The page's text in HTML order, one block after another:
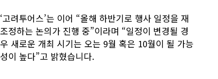
‘고려투어스’는 이어 “올해 하반기로 행사 일정을 재
조정하는 논의가 진행 중”이라며 “일정이 변경될 경
우 새로운 개최 시기는 오는 9월 혹은 10월이 될 가능
성이 높다”고 밝혔습니다.